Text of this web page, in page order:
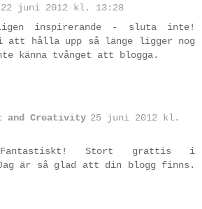
22 juni 2012 kl. 13:28
inspirerande - sluta inte!
i att hålla upp så länge ligger nog
känna tvånget att blogga.
and Creativity 25 juni 2012 kl.
Stort grattis i
är så glad att din blogg finns.